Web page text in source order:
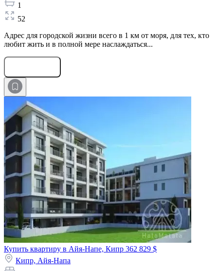
1
52
Адрес для городской жизни всего в 1 км от моря, для тех, кто
любит жить и в полной мере наслаждаться...
Купить квартиру в Айя-Напе, Кипр 362 829 $
Кипр, Айя-Напа